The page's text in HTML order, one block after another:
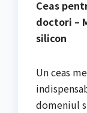
Ceas
doctori –
silicon
Un ceas
domeniul